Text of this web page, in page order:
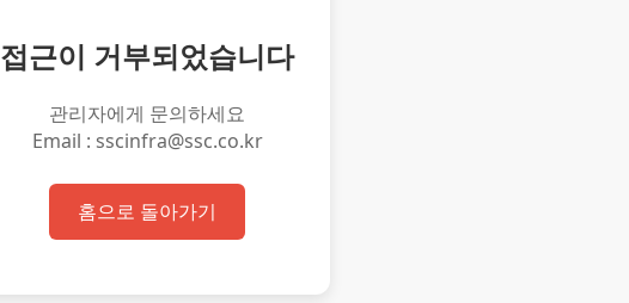
접근이 거부되었습니다
관리자에게 문의하세요
Email : sscinfra@ssc.co.kr
홈으로 돌아가기